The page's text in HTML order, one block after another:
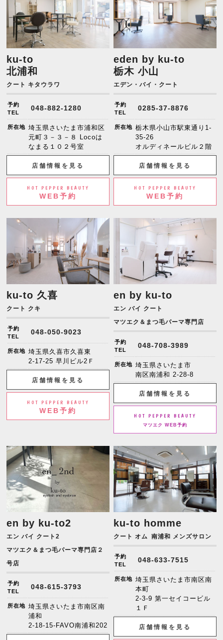
ku-to
北浦和
クート キタウラワ
予約
TEL
048-882-1280
所在地 埼玉県さいたま市浦和区
元町３－３－８ Locoは
なまる１０２号室
店舗情報を見る
HOT PEPPER BEAUTY
WEB予約
eden by ku-to
栃木 小山
エデン・バイ・クート
予約
TEL
0285-37-8876
所在地 栃木県小山市駅東通り1-
35-26
オルディネールビル２階
店舗情報を見る
HOT PEPPER BEAUTY
WEB予約
ku-to 久喜
クート クキ
予約
TEL
048-050-9023
所在地 埼玉県久喜市久喜東
2-17-25 早川ビル2Ｆ
店舗情報を見る
HOT PEPPER BEAUTY
WEB予約
en by ku-to
エン バイ クート
マツエク＆まつ毛パーマ専門店
予約
TEL
048-708-3989
所在地 埼玉県さいたま市
南区南浦和 2-28-8
店舗情報を見る
HOT PEPPER BEAUTY
マツエク WEB予約
en by ku-to2
エン バイ クート2
マツエク＆まつ毛パーマ専門店２
号店
予約
TEL
048-615-3793
所在地 埼玉県さいたま市南区南
浦和
2-18-15-FAVO南浦和202
ku-to homme
クート オム 南浦和 メンズサロン
予約
TEL
048-633-7515
所在地 埼玉県さいたま市南区南
本町
2-3-9 第一セイコービル
１Ｆ
店舗情報を見る